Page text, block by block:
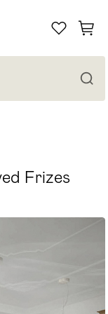
Frizes